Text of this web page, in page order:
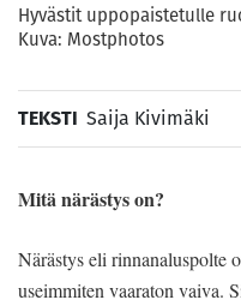
Hyvästit uppopaistetulle
Kuva: Mostphotos
TEKSTI Saija Kivimäki
Mitä närästys on?
Närästys eli rinnanaluspolte
useimmiten vaaraton vaiva.